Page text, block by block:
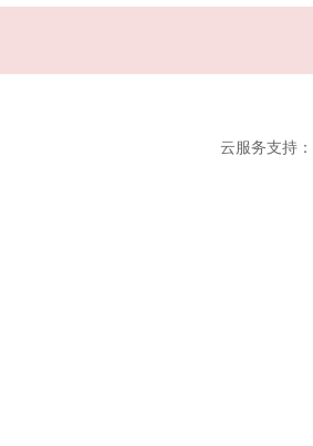
云服务支持